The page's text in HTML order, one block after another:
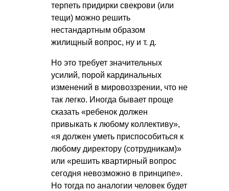
терпеть придирки свекрови (или
тещи) можно решить
нестандартным образом
жилищный вопрос, ну и т. д.
Но это требует значительных
усилий, порой кардинальных
изменений в мировоззрении, что не
так легко. Иногда бывает проще
сказать «ребенок должен
привыкать к любому коллективу»,
«я должен уметь приспособиться к
любому директору (сотрудникам)»
или «решить квартирный вопрос
сегодня невозможно в принципе».
Но тогда по аналогии человек будет